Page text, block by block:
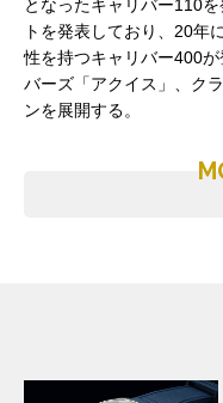
となったキャリバー110
トを発表しており、20年
性を持つキャリバー400
バーズ「アクイス」、ク
ンを展開する。